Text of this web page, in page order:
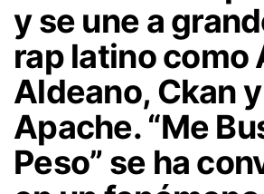
y se une a
rap latino como
Aldeano, Ckan y
Apache. “Me
Peso” se ha